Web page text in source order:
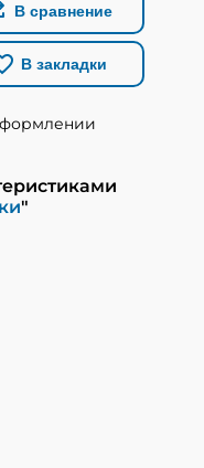
В сравнение
В закладки
"